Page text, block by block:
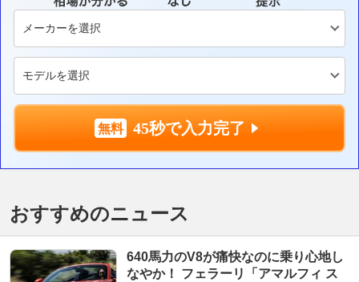
45秒で入力完了
おすすめのニュース
640馬力のV8が痛快なのに乗り心地し
なやか！ フェラーリ「アマルフィ ス